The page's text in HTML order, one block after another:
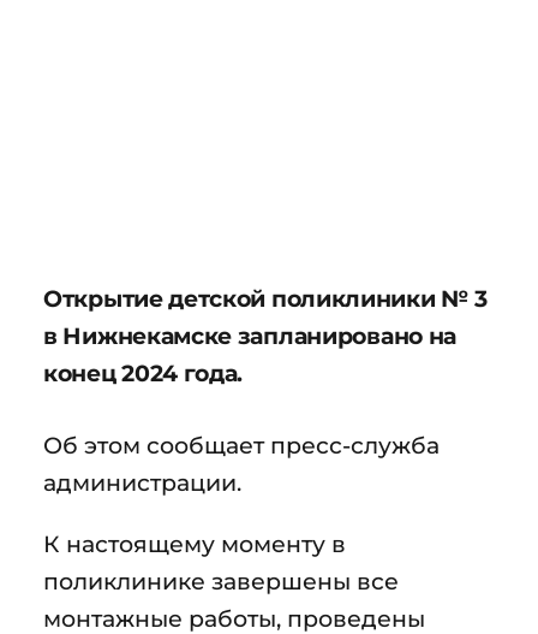
Открытие детской поликлиники № 3
в Нижнекамске запланировано на
конец 2024 года.
Об этом сообщает пресс-служба
администрации.
К настоящему моменту в
поликлинике завершены все
монтажные работы, проведены